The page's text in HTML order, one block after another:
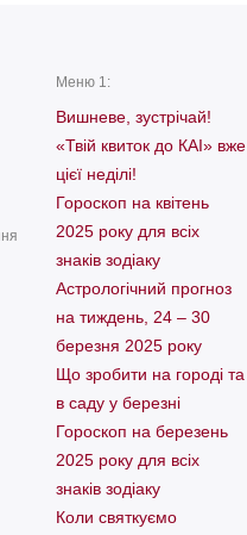
Меню 1:
Вишневе, зустрічай!
«Твій квиток до КАІ» вже
цієї неділі!
Гороскоп на квітень
2025 року для всіх
знаків зодіаку
Астрологічний прогноз
на тиждень, 24 – 30
березня 2025 року
Що зробити на городі та
в саду у березні
Гороскоп на березень
2025 року для всіх
знаків зодіаку
Коли святкуємо